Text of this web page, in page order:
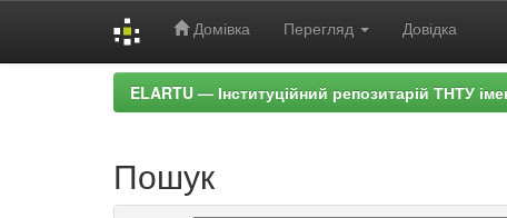
Домівка Перегляд Довідка
ELARTU — Інституційний репозитарій ТНТУ
Пошук